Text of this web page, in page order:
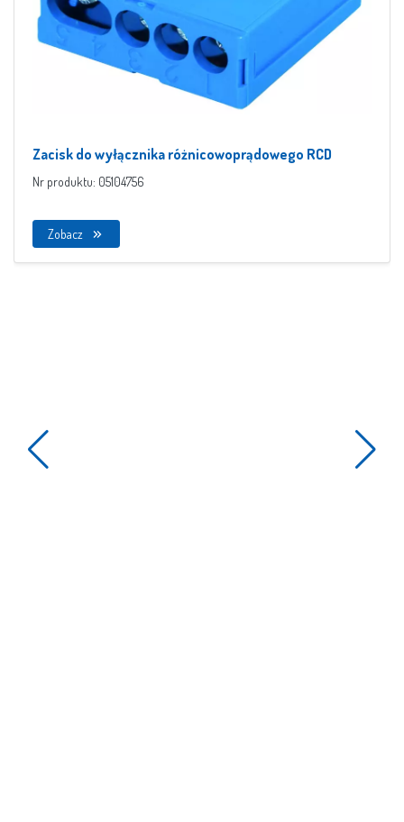
Zacisk do wyłącznika różnicowoprądowego RCD
Nr produktu: 05104756
Zobacz